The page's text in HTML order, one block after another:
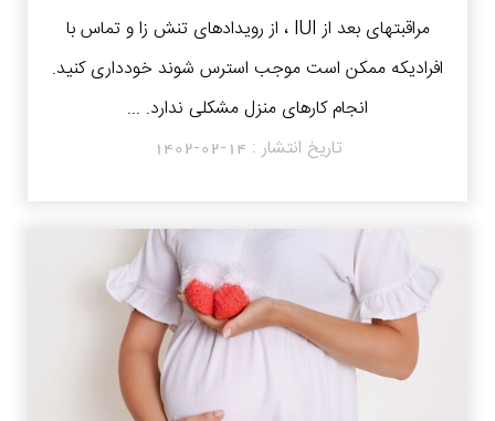
مراقبتهای بعد از IUI ، از رویدادهای تنش زا و تماس با
افرادیکه ممکن است موجب استرس شوند خودداری کنید.
انجام کارهای منزل مشکلی ندارد. ...
تاریخ انتشار : 1402-02-14